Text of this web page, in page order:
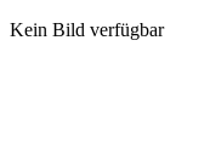
Kein Bild verfügbar